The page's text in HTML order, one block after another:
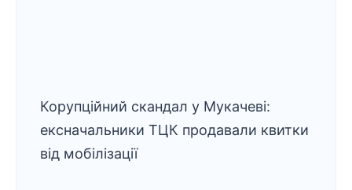
Корупційний скандал у Мукачеві:
ексначальники ТЦК продавали квитки
від мобілізації